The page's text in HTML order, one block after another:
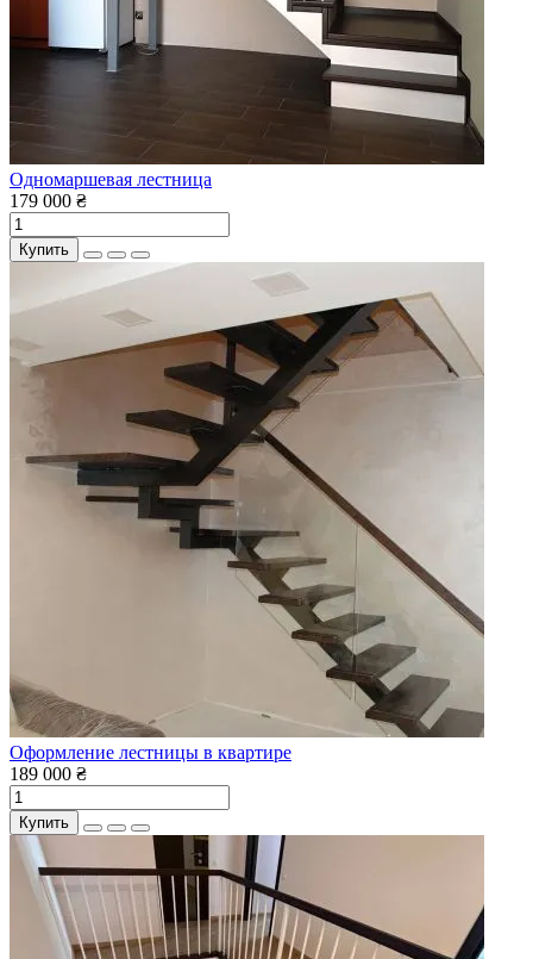
Одномаршевая лестница
179 000 ₴
Купить
Оформление лестницы в квартире
189 000 ₴
Купить